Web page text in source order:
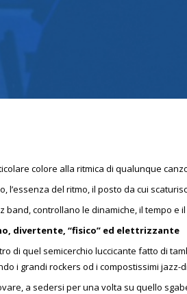
colore alla ritmica di qualunque
l’essenza del ritmo, il posto da cui
band, controllano le dinamiche, il tempo e
divertente, “fisico” ed elettrizzante
di quel semicerchio luccicante fatto di
i grandi rockers od i compostissimi jazz-
a sedersi per una volta su quello